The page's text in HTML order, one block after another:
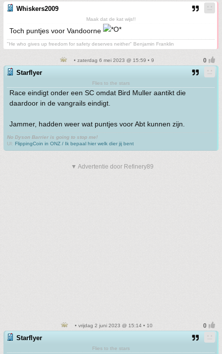
Whiskers2009
Maak dat de kat wijs!!
Toch puntjes voor Vandoorne
"He who gives up freedom for safety deserves neither" Benjamin Franklin
• zaterdag 6 mei 2023 @ 15:59 • 9
Starflyer
Flies to the stars
Race eindigt onder een SC omdat Bird Muller aantikt die
daardoor in de vangrails eindigt.
Jammer, hadden weer wat puntjes voor Abt kunnen zijn.
No Dyson Barrier is going to stop me!
UI: FlippingCoin in ONZ / Ik bepaal hier welk dier jij bent
▼ Advertentie door Refinery89
• vrijdag 2 juni 2023 @ 15:14 • 10
Starflyer
Flies to the stars